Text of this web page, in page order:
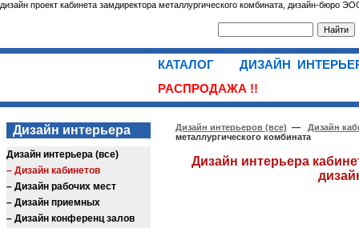
дизайн проект кабинета замдиректора металлургического комбината, дизайн-бюро
КАТАЛОГ
ДИЗАЙН
РАСПРОДАЖА !!
Дизайн интерьера
Дизайн интерьера (все)
– Дизайн кабинетов
– Дизайн pабочих мест
– Дизайн приемных
– Дизайн конференц залов
Дизайн интерьеров (все) — Дизайн
металлургического комбината
Дизайн интерьера